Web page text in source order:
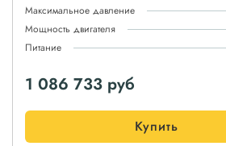
Максимальное давление
Мощность двигателя
Питание
1 086 733 руб
Купить